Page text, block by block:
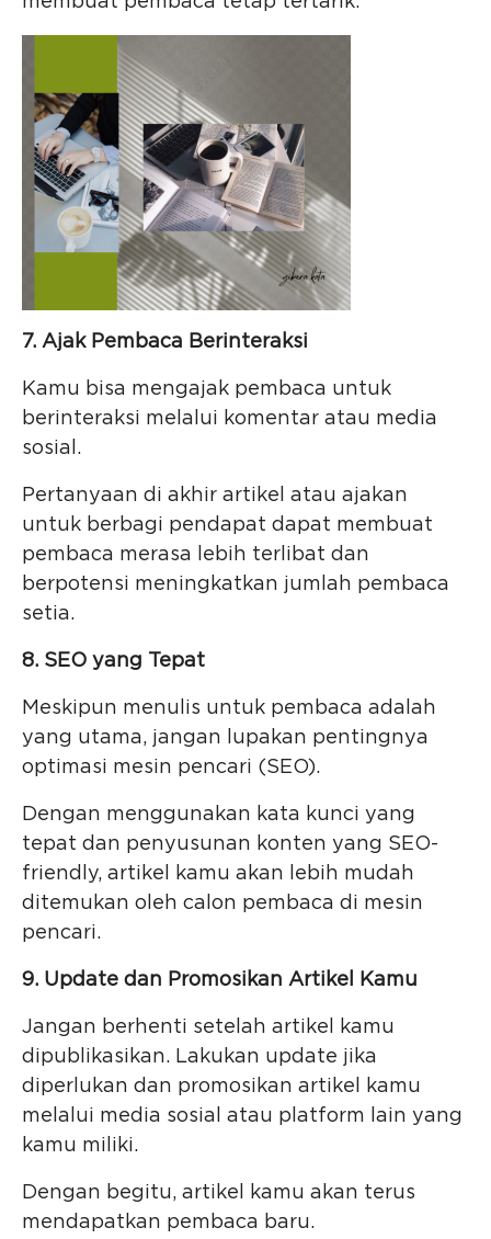
7. Ajak Pembaca Berinteraksi
Kamu bisa mengajak pembaca untuk
berinteraksi melalui komentar atau media
sosial.
Pertanyaan di akhir artikel atau ajakan
untuk berbagi pendapat dapat membuat
pembaca merasa lebih terlibat dan
berpotensi meningkatkan jumlah pembaca
setia.
8. SEO yang Tepat
Meskipun menulis untuk pembaca adalah
yang utama, jangan lupakan pentingnya
optimasi mesin pencari (SEO).
Dengan menggunakan kata kunci yang
tepat dan penyusunan konten yang SEO-
friendly, artikel kamu akan lebih mudah
ditemukan oleh calon pembaca di mesin
pencari.
9. Update dan Promosikan Artikel Kamu
Jangan berhenti setelah artikel kamu
dipublikasikan. Lakukan update jika
diperlukan dan promosikan artikel kamu
melalui media sosial atau platform lain yang
kamu miliki.
Dengan begitu, artikel kamu akan terus
mendapatkan pembaca baru.